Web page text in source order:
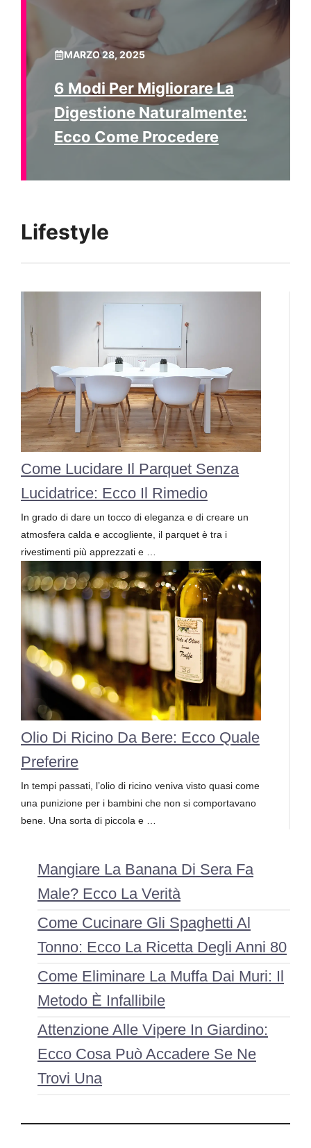
MARZO 28, 2025
6 Modi Per Migliorare La
Digestione Naturalmente:
Ecco Come Procedere
Lifestyle
Come Lucidare Il Parquet Senza
Lucidatrice: Ecco Il Rimedio
In grado di dare un tocco di eleganza e di creare un
atmosfera calda e accogliente, il parquet è tra i
rivestimenti più apprezzati e …
Olio Di Ricino Da Bere: Ecco Quale
Preferire
In tempi passati, l’olio di ricino veniva visto quasi come
una punizione per i bambini che non si comportavano
bene. Una sorta di piccola e …
Mangiare La Banana Di Sera Fa
Male? Ecco La Verità
Come Cucinare Gli Spaghetti Al
Tonno: Ecco La Ricetta Degli Anni 80
Come Eliminare La Muffa Dai Muri: Il
Metodo È Infallibile
Attenzione Alle Vipere In Giardino:
Ecco Cosa Può Accadere Se Ne
Trovi Una